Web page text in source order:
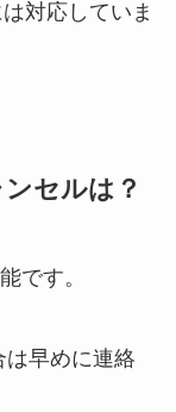
対応していま
セルは？
です。
早めに連絡